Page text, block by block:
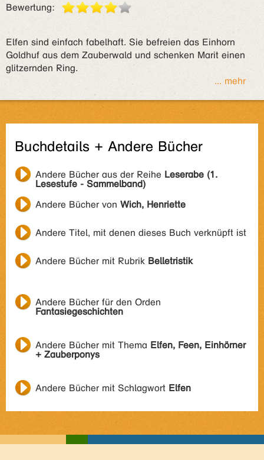
Bewertung:
Elfen sind einfach fabelhaft. Sie befreien das Einhorn
Goldhuf aus dem Zauberwald und schenken Marit einen
glitzernden Ring.
... mehr
Buchdetails + Andere Bücher
Andere Bücher aus der Reihe Leserabe (1.
Lesestufe - Sammelband)
Andere Bücher von Wich, Henriette
Andere Titel, mit denen dieses Buch verknüpft ist
Andere Bücher mit Rubrik Belletristik
Andere Bücher für den Orden
Fantasiegeschichten
Andere Bücher mit Thema Elfen, Feen, Einhörner
+ Zauberponys
Andere Bücher mit Schlagwort Elfen